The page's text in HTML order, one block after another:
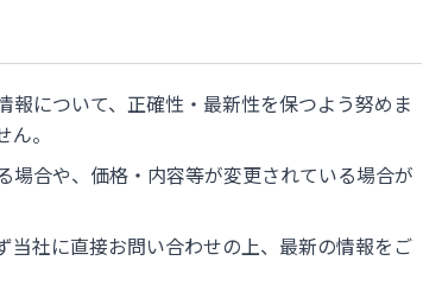
について、正確性・最新性を保つよう努めま
。
合や、価格・内容等が変更されている場合が
当社に直接お問い合わせの上、最新の情報をご